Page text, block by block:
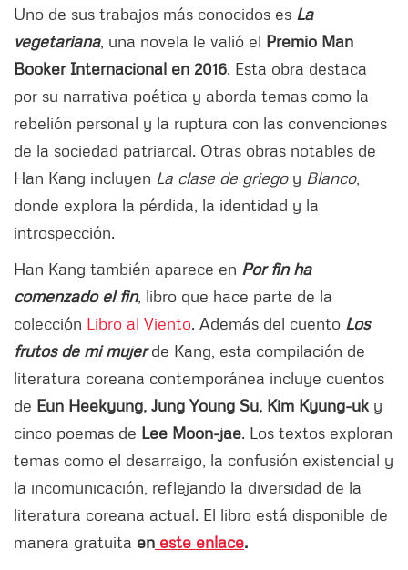
Uno de sus trabajos más conocidos es La
vegetariana, una novela le valió el Premio Man
Booker Internacional en 2016. Esta obra destaca
por su narrativa poética y aborda temas como la
rebelión personal y la ruptura con las convenciones
de la sociedad patriarcal. Otras obras notables de
Han Kang incluyen La clase de griegoy Blanco,
donde explora la pérdida, la identidad y la
introspección.
Han Kang también aparece en Por fin ha
comenzado el fin, libro que hace parte de la
colección Libro al Viento. Además del cuento Los
frutos de mi mujerde Kang, esta compilación de
literatura coreana contemporánea incluye cuentos
de Eun Heekyung, Jung Young Su, Kim Kyung-uk y
cinco poemas de Lee Moon-jae. Los textos exploran
temas como el desarraigo, la confusión existencial y
la incomunicación, reflejando la diversidad de la
literatura coreana actual. El libro está disponible de
manera gratuita en este enlace.